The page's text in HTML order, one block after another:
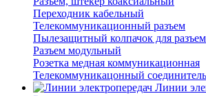
Переходник кабельный
Телекоммуникационный разъем
Пылезащитный колпачок для
Разъем модульный
Розетка медная коммуникационная
Телекоммуникацонный
Линии